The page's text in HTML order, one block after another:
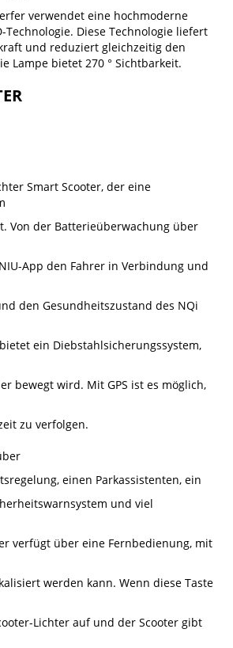
verwendet eine hochmoderne
Technologie. Diese Technologie liefert
und reduziert gleichzeitig den
Lampe bietet 270 ° Sichtbarkeit.
Smart Scooter, der eine
Von der Batterieüberwachung über
App den Fahrer in Verbindung und
den Gesundheitszustand des NQi
ein Diebstahlsicherungssystem,
bewegt wird. Mit GPS ist es möglich,
zu verfolgen.
einen Parkassistenten, ein
und viel
verfügt über eine Fernbedienung, mit
werden kann. Wenn diese Taste
Lichter auf und der Scooter gibt